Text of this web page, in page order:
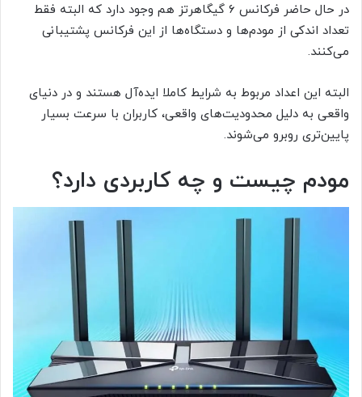
در حال حاضر فرکانس ۶ گیگاهرتز هم وجود دارد که البته فقط
تعداد اندکی از مودم‌ها و دستگاه‌ها از این فرکانس پشتیبانی
می‌کنند.
البته این اعداد مربوط به شرایط کاملا ایده‌آل هستند و در دنیای
واقعی به دلیل محدودیت‌های واقعی، کاربران با سرعت بسیار
پایین‌تری روبرو می‌شوند.
مودم چیست و چه کاربردی دارد؟